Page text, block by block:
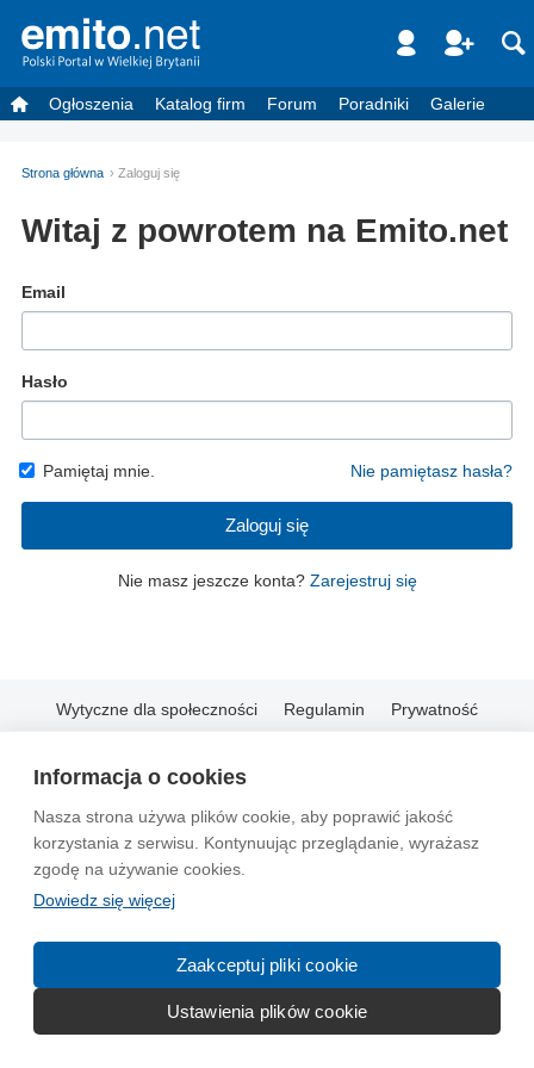
Informacja o cookies
Nasza strona używa plików cookie, aby poprawić jakość
korzystania z serwisu. Kontynuując przeglądanie, wyrażasz
zgodę na używanie cookies.
Dowiedz się więcej
Zaakceptuj pliki cookie
Ustawienia plików cookie
Ogłoszenia Katalog firm Forum Poradniki Galerie
Strona główna Zaloguj się
Witaj z powrotem na Emito.net
Email
Hasło
Pamiętaj mnie. Nie pamiętasz hasła?
Zaloguj się
Nie masz jeszcze konta? Zarejestruj się
Wytyczne dla społeczności Regulamin Prywatność
© 2004-2026 Emito.net